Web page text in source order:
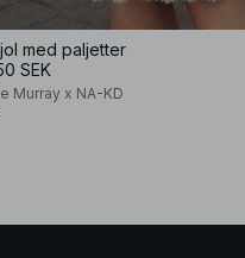
med paljetter
SEK
Murray x NA-KD